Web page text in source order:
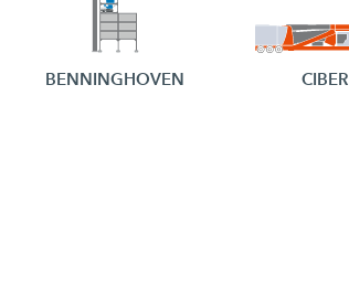
BENNINGHOVEN CIBER